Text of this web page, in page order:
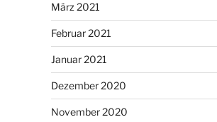
März 2021
Februar 2021
Januar 2021
Dezember 2020
November 2020